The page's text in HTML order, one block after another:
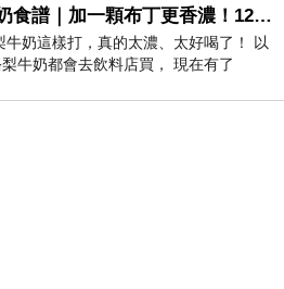
酪梨牛奶食譜｜加一顆布丁更香濃！120秒完成飲料店級酪梨奶昔｜imami 旗艦豆漿機
牛奶這樣打，真的太濃、太好喝了！ 以
牛奶都會去飲料店買， 現在有了
煮藝｜旗艦破壁智慧養生豆漿機，